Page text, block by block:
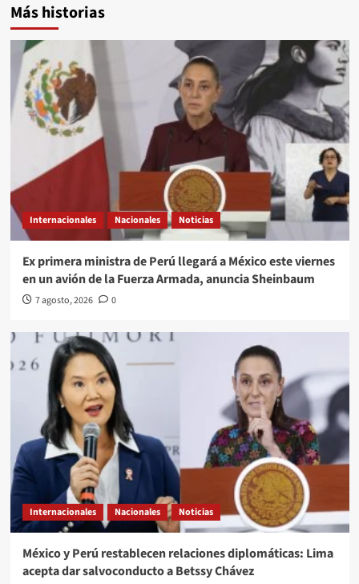
Más historias
Internacionales Nacionales Noticias
Ex primera ministra de Perú llegará a México este viernes
en un avión de la Fuerza Armada, anuncia Sheinbaum
7 agosto, 2026 0
Internacionales Nacionales Noticias
México y Perú restablecen relaciones diplomáticas: Lima
acepta dar salvoconducto a Betssy Chávez